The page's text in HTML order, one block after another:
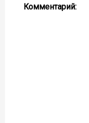
Комментарий: